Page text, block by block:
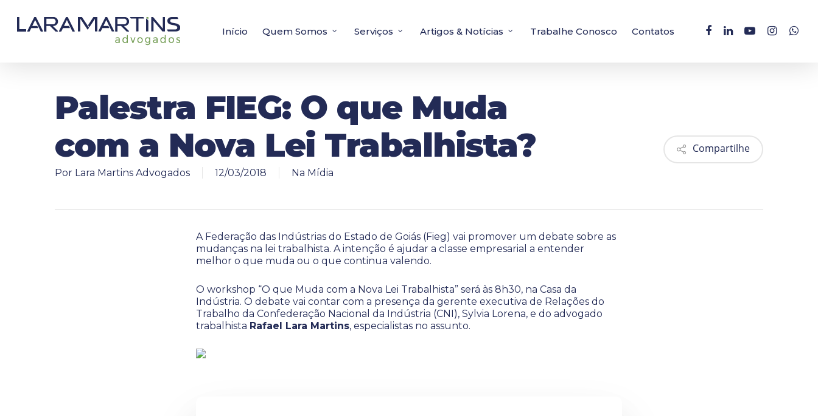
main
Início Quem Somos Serviços Artigos & Notícias Trabalhe Conosco Contatos facebooklinkedinyoutubeinstagram
Palestra FIEG: O que Muda
com a Nova Lei Trabalhista?
Por Lara Martins Advogados 12/03/2018 Na Mídia
Compartilhe
A Federação das Indústrias do Estado de Goiás (Fieg) vai promover um debate sobre as
mudanças na lei trabalhista. A intenção é ajudar a classe empresarial a entender
melhor o que muda ou o que continua valendo.
O workshop “O que Muda com a Nova Lei Trabalhista” será às 8h30, na Casa da
Indústria. O debate vai contar com a presença da gerente executiva de Relações do
Trabalho da Confederação Nacional da Indústria (CNI), Sylvia Lorena, e do advogado
trabalhista Rafael Lara Martins, especialistas no assunto.